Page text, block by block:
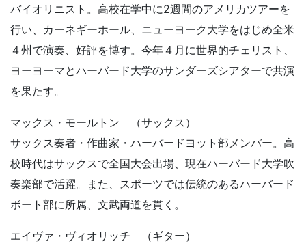
バイオリニスト。高校在学中に2週間のアメリカツアーを
行い、カーネギーホール、ニューヨーク大学をはじめ全米
４州で演奏、好評を博す。今年４月に世界的チェリスト、
ヨーヨーマとハーバード大学のサンダーズシアターで共演
を果たす。
マックス・モールトン （サックス）
サックス奏者・作曲家・ハーバードヨット部メンバー。高
校時代はサックスで全国大会出場、現在ハーバード大学吹
奏楽部で活躍。また、スポーツでは伝統のあるハーバード
ボート部に所属、文武両道を貫く。
エイヴァ・ヴィオリッチ （ギター）